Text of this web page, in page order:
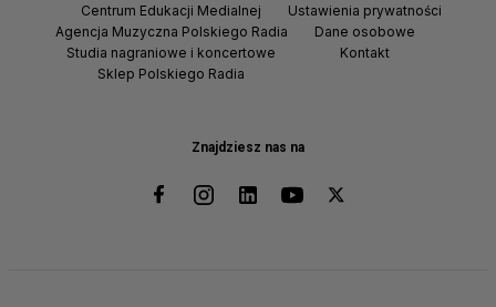
Znajdziesz nas na
Centrum Edukacji Medialnej
Agencja Muzyczna Polskiego Radia
Studia nagraniowe i koncertowe
Sklep Polskiego Radia
Ustawienia prywatności
Dane osobowe
Kontakt